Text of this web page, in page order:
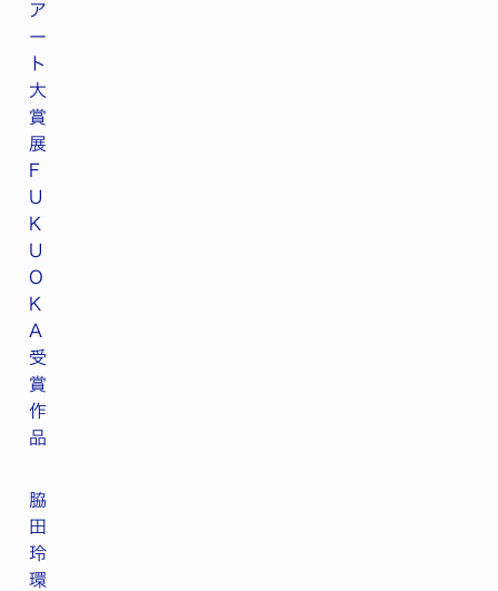
ア
ー
ト
大
賞
展
F
U
K
U
O
K
A
受
賞
作
品
脇
田
玲
環